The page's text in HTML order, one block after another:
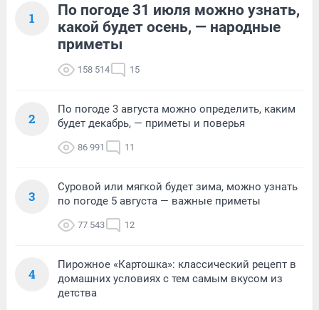
1
По погоде 31 июля можно узнать,
какой будет осень, — народные
приметы
158 514 15
2
По погоде 3 августа можно определить, каким
будет декабрь, — приметы и поверья
86 991 11
3
Суровой или мягкой будет зима, можно узнать
по погоде 5 августа — важные приметы
77 543 12
4
Пирожное «Картошка»: классический рецепт в
домашних условиях с тем самым вкусом из
детства